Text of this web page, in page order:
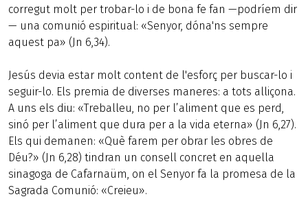
corregut molt per trobar-lo i de bona fe fan —podríem dir
— una comunió espiritual: «Senyor, dóna'ns sempre
aquest pa» (Jn 6,34).
Jesús devia estar molt content de l'esforç per buscar-lo i
seguir-lo. Els premia de diverses maneres: a tots alliçona.
A uns els diu: «Treballeu, no per l’aliment que es perd,
sinó per l’aliment que dura per a la vida eterna» (Jn 6,27).
Els qui demanen: «Què farem per obrar les obres de
Déu?» (Jn 6,28) tindran un consell concret en aquella
sinagoga de Cafarnaüm, on el Senyor fa la promesa de la
Sagrada Comunió: «Creieu».